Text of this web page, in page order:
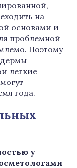
на
основами и
проблемной
Поэтому
дермы
легкие
года.
у